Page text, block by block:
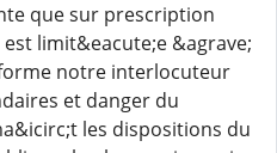
que sur prescription
limit&eacute;e &agrave;
notre interlocuteur
et danger du
les dispositions du